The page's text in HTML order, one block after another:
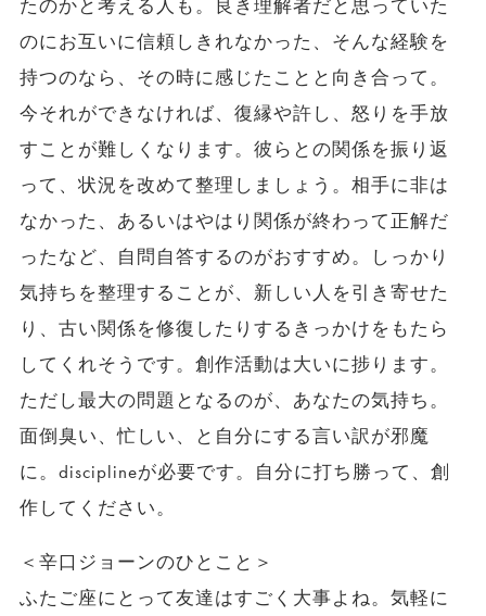
たのかと考える人も。良き理解者だと思っていた
のにお互いに信頼しきれなかった、そんな経験を
持つのなら、その時に感じたことと向き合って。
今それができなければ、復縁や許し、怒りを手放
すことが難しくなります。彼らとの関係を振り返
って、状況を改めて整理しましょう。相手に非は
なかった、あるいはやはり関係が終わって正解だ
ったなど、自問自答するのがおすすめ。しっかり
気持ちを整理することが、新しい人を引き寄せた
り、古い関係を修復したりするきっかけをもたら
してくれそうです。創作活動は大いに捗ります。
ただし最大の問題となるのが、あなたの気持ち。
面倒臭い、忙しい、と自分にする言い訳が邪魔
に。disciplineが必要です。自分に打ち勝って、創
作してください。
＜辛口ジョーンのひとこと＞
ふたご座にとって友達はすごく大事よね。気軽に